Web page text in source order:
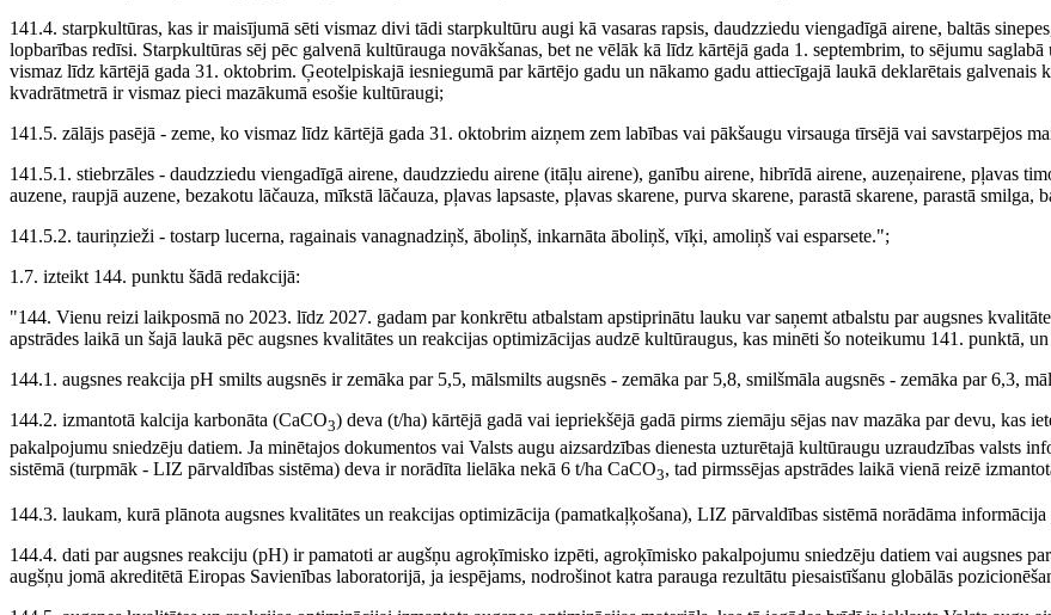
141.4. starpkultūras, kas ir maisījumā sēti vismaz divi tādi starpkultūru augi kā vasaras rapsis, daudzziedu viengadīgā airene, baltās
lopbarības redīsi. Starpkultūras sēj pēc galvenā kultūrauga novākšanas, bet ne vēlāk kā līdz kārtējā gada 1. septembrim, to sējumu
vismaz līdz kārtējā gada 31. oktobrim. Ģeotelpiskajā iesniegumā par kārtējo gadu un nākamo gadu attiecīgajā laukā deklarētais
kvadrātmetrā ir vismaz pieci mazākumā esošie kultūraugi;
141.5. zālājs pasējā - zeme, ko vismaz līdz kārtējā gada 31. oktobrim aizņem zem labības vai pākšaugu virsauga tīrsējā vai savstarpējos
141.5.1. stiebrzāles - daudzziedu viengadīgā airene, daudzziedu airene (itāļu airene), ganību airene, hibrīdā airene, auzeņairene, pļavas
auzene, raupjā auzene, bezakotu lāčauza, mīkstā lāčauza, pļavas lapsaste, pļavas skarene, purva skarene, parastā skarene, parastā smilga,
141.5.2. tauriņzieži - tostarp lucerna, ragainais vanagnadziņš, āboliņš, inkarnāta āboliņš, vīķi, amoliņš vai esparsete.";
1.7. izteikt 144. punktu šādā redakcijā:
"144. Vienu reizi laikposmā no 2023. līdz 2027. gadam par konkrētu atbalstam apstiprinātu lauku var saņemt atbalstu par augsnes
apstrādes laikā un šajā laukā pēc augsnes kvalitātes un reakcijas optimizācijas audzē kultūraugus, kas minēti šo noteikumu 141. punktā,
144.1. augsnes reakcija pH smilts augsnēs ir zemāka par 5,5, mālsmilts augsnēs - zemāka par 5,8, smilšmāla augsnēs - zemāka par 6,3,
144.2. izmantotā kalcija karbonāta (CaCO3) deva (t/ha) kārtējā gadā vai iepriekšējā gadā pirms ziemāju sējas nav mazāka par devu, kas
pakalpojumu sniedzēju datiem. Ja minētajos dokumentos vai Valsts augu aizsardzības dienesta uzturētajā kultūraugu uzraudzības valsts
sistēmā (turpmāk - LIZ pārvaldības sistēma) deva ir norādīta lielāka nekā 6 t/ha CaCO3, tad pirmssējas apstrādes laikā vienā reizē
144.3. laukam, kurā plānota augsnes kvalitātes un reakcijas optimizācija (pamatkaļķošana), LIZ pārvaldības sistēmā norādāma
144.4. dati par augsnes reakciju (pH) ir pamatoti ar augšņu agroķīmisko izpēti, agroķīmisko pakalpojumu sniedzēju datiem vai augsnes
augšņu jomā akreditētā Eiropas Savienības laboratorijā, ja iespējams, nodrošinot katra parauga rezultātu piesaistīšanu globālās